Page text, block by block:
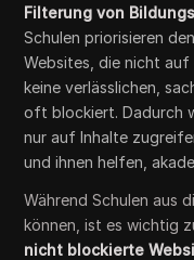
Filterung von
Schulen priorisieren
Websites, die nicht
keine verlässlichen,
oft blockiert. Dadurch
nur auf Inhalte
und ihnen helfen,
Während Schulen aus
können, ist es wichtig
nicht blockierte